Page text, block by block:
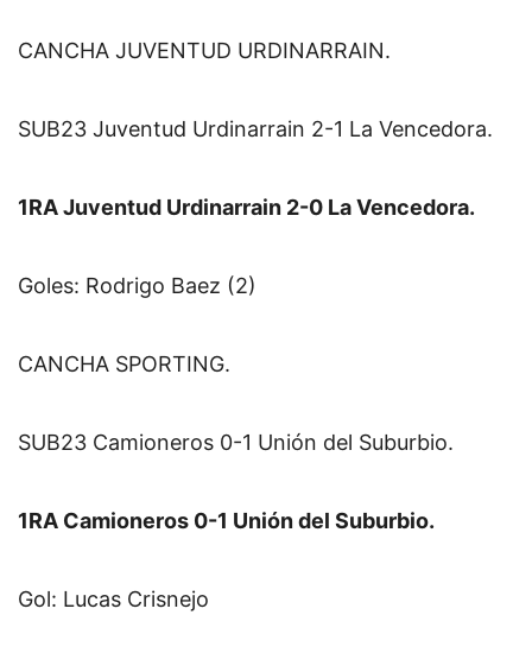
CANCHA JUVENTUD URDINARRAIN.
SUB23 Juventud Urdinarrain 2-1 La Vencedora.
1RA Juventud Urdinarrain 2-0 La Vencedora.
Goles: Rodrigo Baez (2)
CANCHA SPORTING.
SUB23 Camioneros 0-1 Unión del Suburbio.
1RA Camioneros 0-1 Unión del Suburbio.
Gol: Lucas Crisnejo